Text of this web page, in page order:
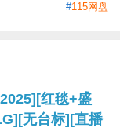
#115网盘
红毯+盛
无台标][直播